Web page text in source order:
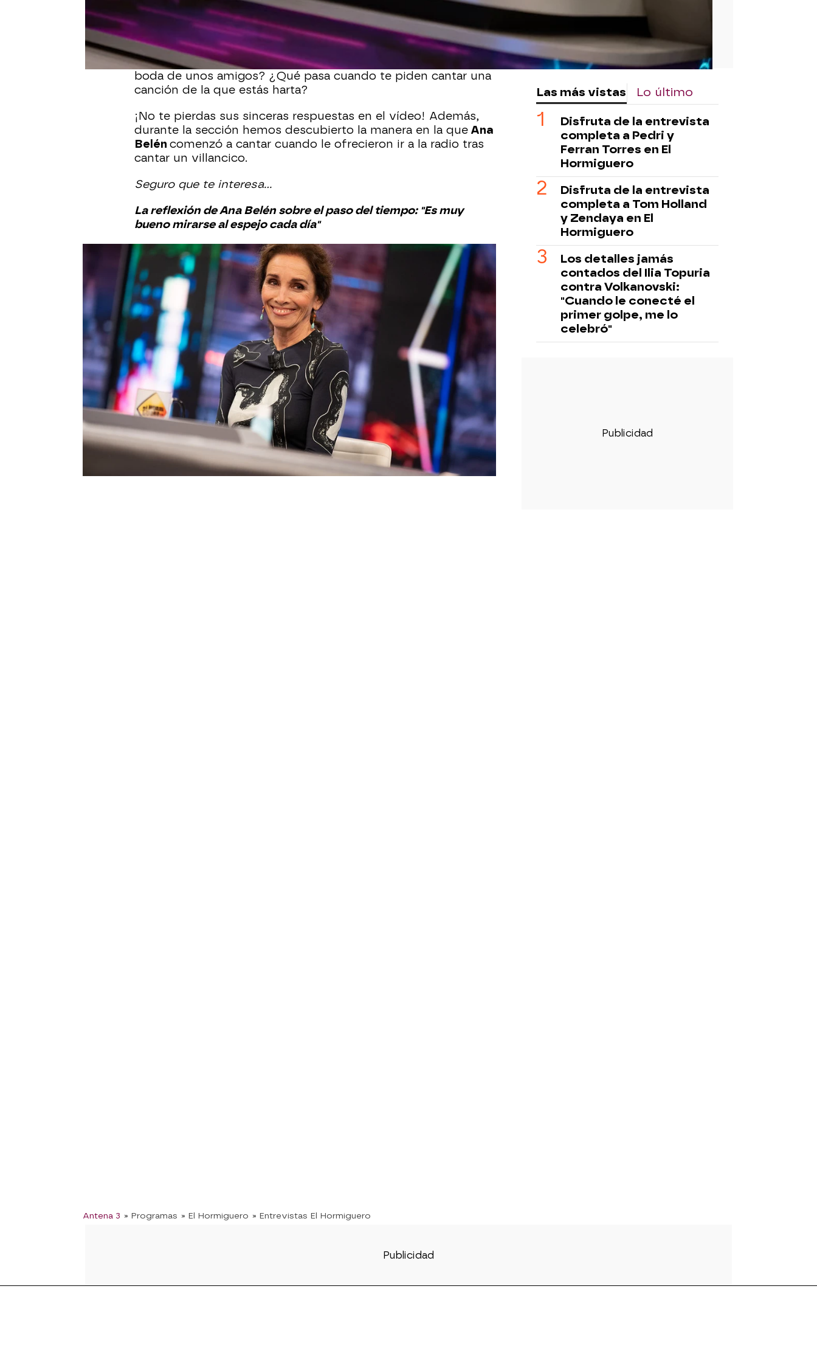
valiosos consejos de Ana Belén para jóvenes confusos'
Durante las preguntas, la artista ha hablado de su opinión
sobre sus diversos temas: ¿Se pueden enamorar dos actores
grabando una película? ¿Prefieres cantar en el Wizink o en una
boda de unos amigos? ¿Qué pasa cuando te piden cantar una
canción de la que estás harta?
¡No te pierdas sus sinceras respuestas en el vídeo! Además,
durante la sección hemos descubierto la manera en la que Ana
Belén comenzó a cantar cuando le ofrecieron ir a la radio tras
cantar un villancico.
Seguro que te interesa...
La reflexión de Ana Belén sobre el paso del tiempo: "Es muy
bueno mirarse al espejo cada día"
Ana Belén Pablo Motos Trancas y Barrancas
Antena 3 » Programas » El Hormiguero » Entrevistas El Hormiguero
Las más vistas Lo último
Disfruta de la entrevista
completa a Pedri y
Ferran Torres en El
Hormiguero
Disfruta de la entrevista
completa a Tom Holland
y Zendaya en El
Hormiguero
Los detalles jamás
contados del Ilia Topuria
contra Volkanovski:
"Cuando le conecté el
primer golpe, me lo
celebró"